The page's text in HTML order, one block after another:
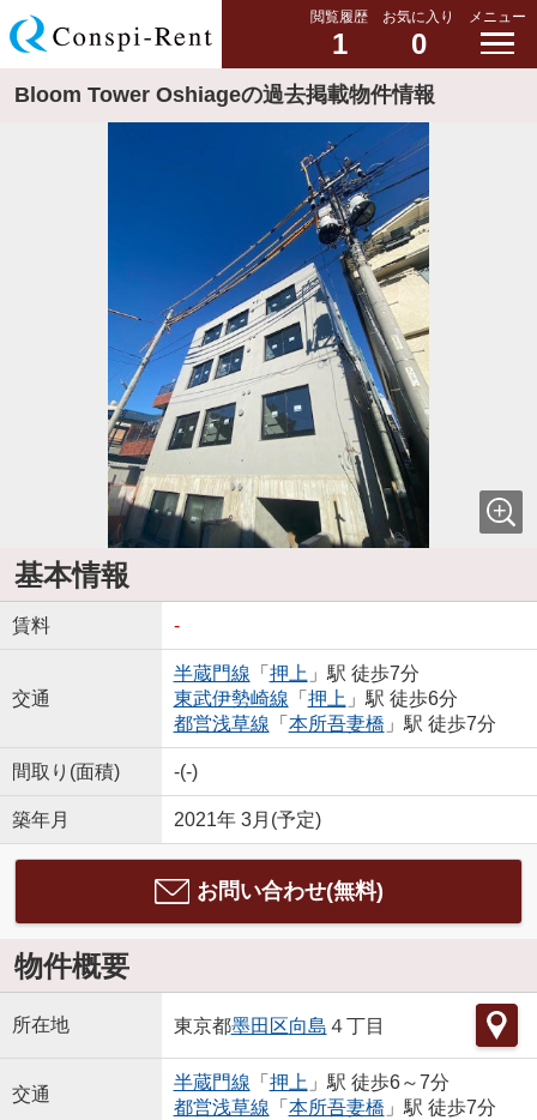
閲覧履歴
1
お気に入り
0
メニュー
Bloom Tower Oshiageの過去掲載物件情報
基本情報
賃料 -
交通
半蔵門線 「 押上 」駅 徒歩7分
東武伊勢崎線 「 押上 」駅 徒歩6分
都営浅草線 「 本所吾妻橋 」駅 徒歩7分
間取り(面積) -(-)
築年月 2021年 3月(予定)
お問い合わせ(無料)
物件概要
所在地 東京都墨田区向島 ４丁目
交通
半蔵門線 「 押上 」駅 徒歩6～7分
都営浅草線 「 本所吾妻橋 」駅 徒歩7分